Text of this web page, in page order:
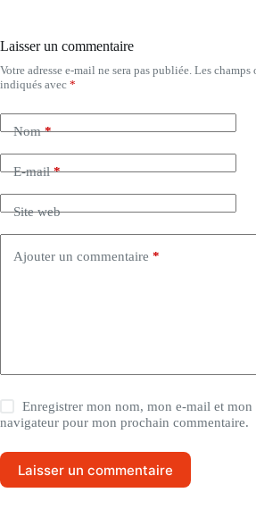
Laisser un commentaire
Votre adresse e-mail ne sera pas publiée. Les champs
indiqués avec *
Nom*
E-mail*
Site web
Ajouter un commentaire *
Enregistrer mon nom, mon e-mail et mon
navigateur pour mon prochain commentaire.
Laisser un commentaire